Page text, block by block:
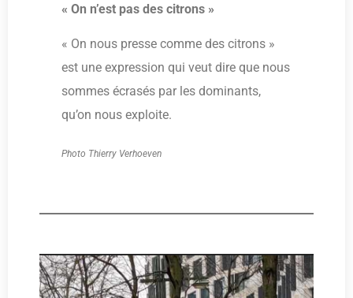
« On n’est pas des citrons »
« On nous presse comme des citrons »
est une expression qui veut dire que nous
sommes écrasés par les dominants,
qu’on nous exploite.
Photo Thierry Verhoeven